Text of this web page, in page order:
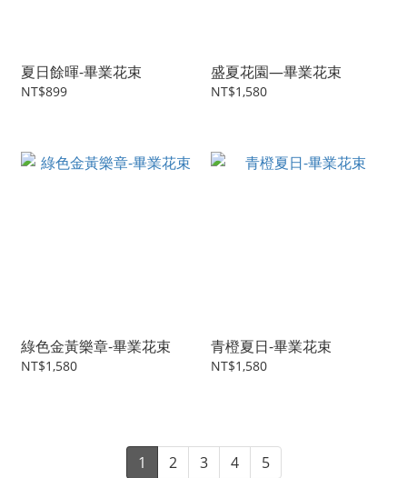
夏日餘暉-畢業花束
NT$899
盛夏花園—畢業花束
NT$1,580
綠色金黃樂章-畢業花束
NT$1,580
青橙夏日-畢業花束
NT$1,580
1 2 3 4 5